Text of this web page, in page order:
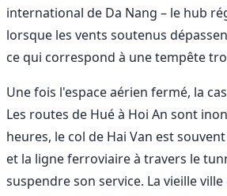
international de Da Nang – le hub
lorsque les vents soutenus
ce qui correspond à une tempête
Une fois l'espace aérien fermé, la
Les routes de Hué à Hoi An sont
heures, le col de Hai Van est
et la ligne ferroviaire à travers le
suspendre son service. La vieille